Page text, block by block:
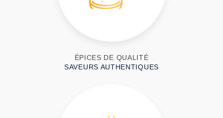
ÉPICES DE QUALITÉ
SAVEURS AUTHENTIQUES